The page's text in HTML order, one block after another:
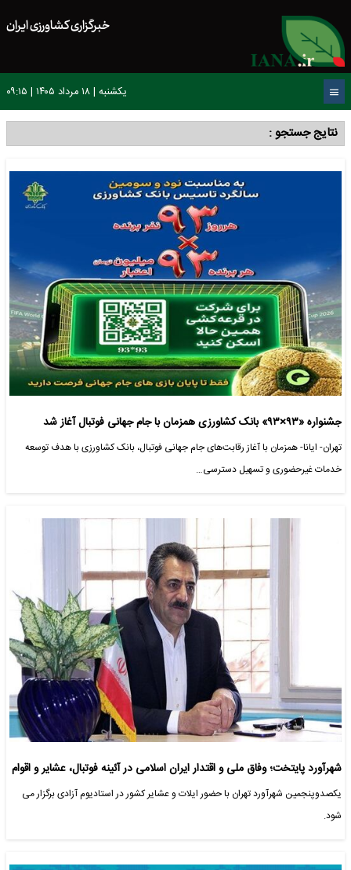
خبرگزاری کشاورزی ایران
یکشنبه | ۱۸ مرداد ۱۴۰۵ | ۰۹:۱۵
نتایج جستجو :
جشنواره «۹۳×۹۳» بانک کشاورزی همزمان با جام جهانی فوتبال آغاز شد
تهران- ایانا- همزمان با آغاز رقابت‌های جام جهانی فوتبال، بانک کشاورزی با هدف توسعه
خدمات غیرحضوری و تسهیل دسترسی…
شهرآورد پایتخت؛ وفاق ملی و اقتدار ایران اسلامی در آئینه فوتبال، عشایر و اقوام
یکصدوپنجمین شهرآورد تهران با حضور ایلات و عشایر کشور در استادیوم آزادی برگزار می
شود.